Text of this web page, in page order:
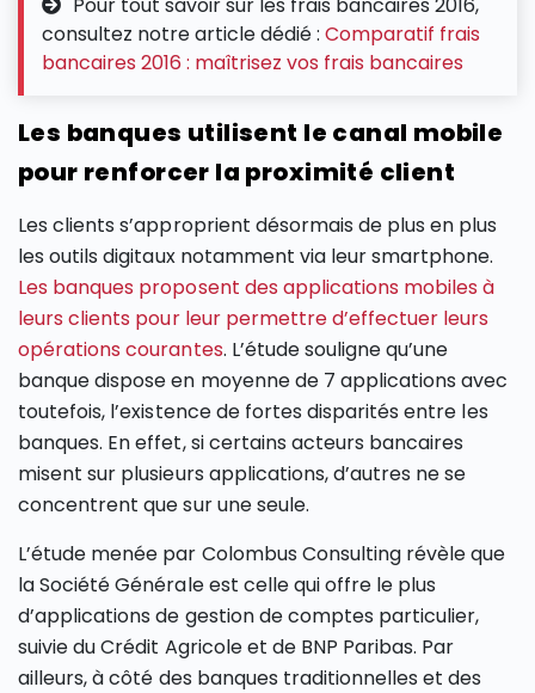
consultez notre article dédié : Comparatif frais
bancaires 2016 : maîtrisez vos frais bancaires
Les banques utilisent le canal mobile
pour renforcer la proximité client
Les clients s’approprient désormais de plus en plus
les outils digitaux notamment via leur smartphone.
Les banques proposent des applications mobiles à
leurs clients pour leur permettre d’effectuer leurs
opérations courantes. L’étude souligne qu’une
banque dispose en moyenne de 7 applications avec
toutefois, l’existence de fortes disparités entre les
banques. En effet, si certains acteurs bancaires
misent sur plusieurs applications, d’autres ne se
concentrent que sur une seule.
L’étude menée par Colombus Consulting révèle que
la Société Générale est celle qui offre le plus
d’applications de gestion de comptes particulier,
suivie du Crédit Agricole et de BNP Paribas. Par
ailleurs, à côté des banques traditionnelles et des